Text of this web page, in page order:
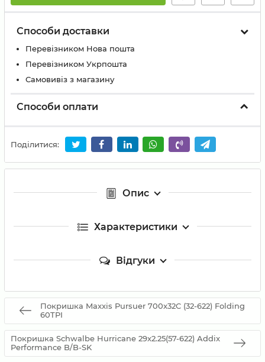
Способи доставки
Перевізником Нова пошта
Перевізником Укрпошта
Самовивіз з магазину
Способи оплати
Поділитися:
Опис
Характеристики
Відгуки
Покришка Maxxis Pursuer 700x32C (32-622) Folding
60TPI
Покришка Schwalbe Hurricane 29x2.25(57-622) Addix
Performance B/B-SK